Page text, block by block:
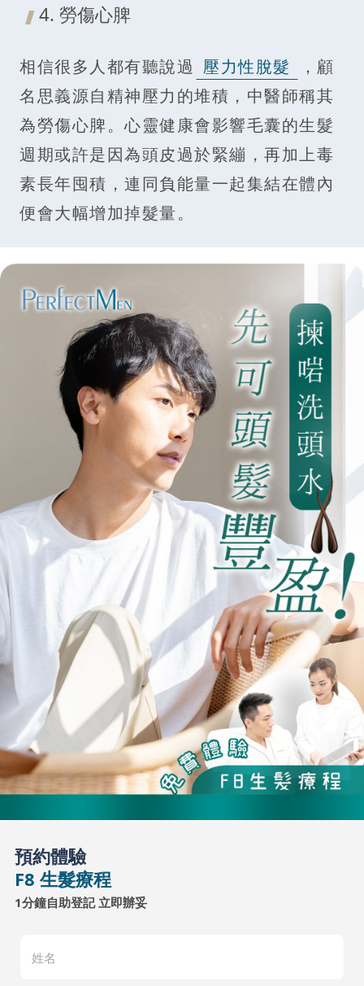
4. 勞傷心脾
相信很多人都有聽說過 壓力性脫髮
，顧
名思義源自精神壓力的堆積，中醫師稱其
為勞傷心脾。心靈健康會影響毛囊的生髮
週期或許是因為頭皮過於緊繃，再加上毒
素長年囤積，連同負能量一起集結在體內
便會大幅增加掉髮量。
預約體驗
F8 生髮療程
1分鐘自助登記 立即辦妥